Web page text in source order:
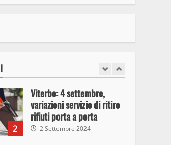
fini di spaccio di sostanze
2
Viterbo: 4 settembre,
variazioni servizio di ritiro
rifiuti porta a porta
2 Settembre 2024